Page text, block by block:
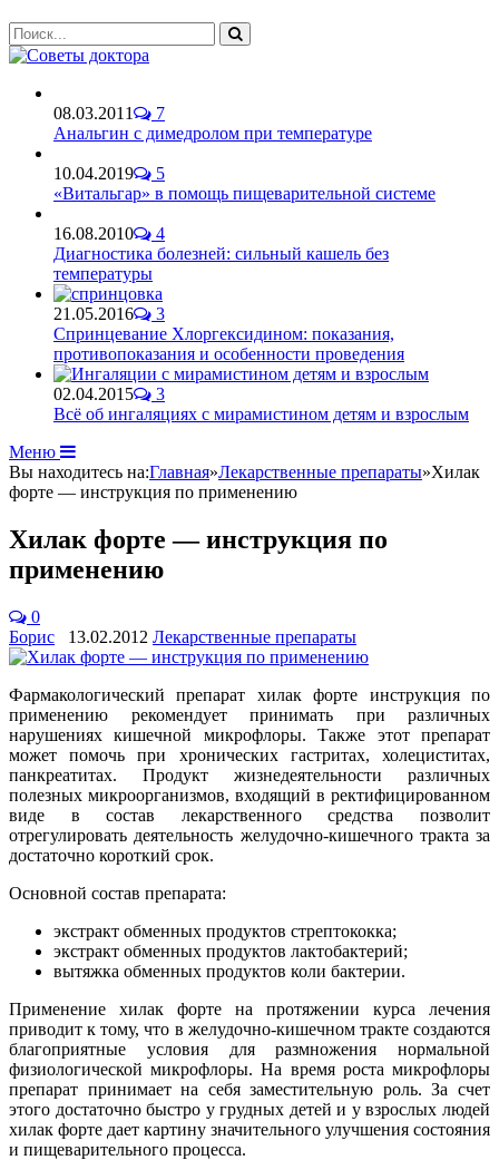
08.03.2011
7
Анальгин с димедролом при температуре
10.04.2019
5
«Витальгар» в помощь пищеварительной системе
16.08.2010
4
Диагностика болезней: сильный кашель без
температуры
21.05.2016
3
Спринцевание Хлоргексидином: показания,
противопоказания и особенности проведения
02.04.2015
3
Всё об ингаляциях с мирамистином детям и взрослым
Меню
Вы находитесь на:Главная»Лекарственные препараты»Хилак
форте — инструкция по применению
Хилак форте — инструкция по
применению
0
Борис
13.02.2012 Лекарственные препараты
Фармакологический препарат хилак форте инструкция по
применению рекомендует принимать при различных
нарушениях кишечной микрофлоры. Также этот препарат
может помочь при хронических гастритах, холециститах,
панкреатитах. Продукт жизнедеятельности различных
полезных микроорганизмов, входящий в ректифицированном
виде в состав лекарственного средства позволит
отрегулировать деятельность желудочно-кишечного тракта за
достаточно короткий срок.
Основной состав препарата:
экстракт обменных продуктов стрептококка;
экстракт обменных продуктов лактобактерий;
вытяжка обменных продуктов коли бактерии.
Применение хилак форте на протяжении курса лечения
приводит к тому, что в желудочно-кишечном тракте создаются
благоприятные условия для размножения нормальной
физиологической микрофлоры. На время роста микрофлоры
препарат принимает на себя заместительную роль. За счет
этого достаточно быстро у грудных детей и у взрослых людей
хилак форте дает картину значительного улучшения состояния
и пищеварительного процесса.